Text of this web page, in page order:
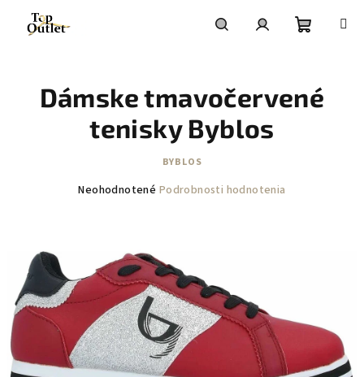
obsah
košík
Dámske tmavočervené
tenisky Byblos
BYBLOS
Priemerné
5
hviezdičiek.
Neohodnotené Podrobnosti hodnotenia